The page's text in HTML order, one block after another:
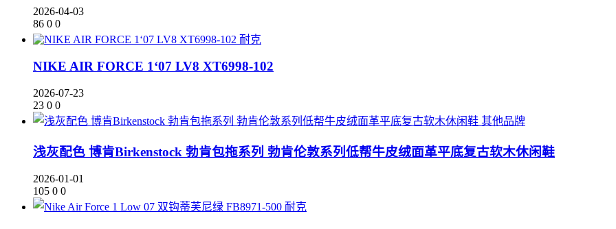
2026-04-03
86 0 0
耐克
NIKE AIR FORCE 1‘07 LV8 XT6998-102
2026-07-23
23 0 0
其他品牌
浅灰配色 博肯Birkenstock 勃肯包拖系列 勃肯伦敦系列低帮牛皮绒面革平底复古软木休闲鞋
2026-01-01
105 0 0
耐克